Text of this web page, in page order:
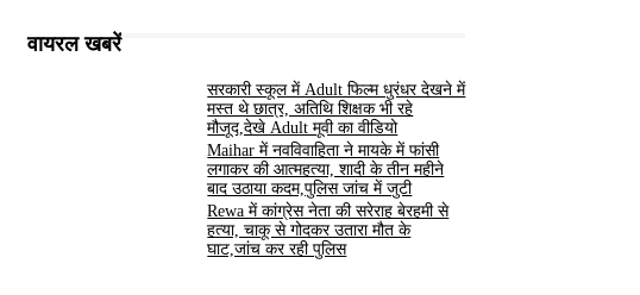
वायरल खबरें
सरकारी स्कूल में Adult फिल्म धुरंधर देखने में
मस्त थे छात्र, अतिथि शिक्षक भी रहे
मौजूद,देखे Adult मूवी का वीडियो
Maihar में नवविवाहिता ने मायके में फांसी
लगाकर की आत्महत्या, शादी के तीन महीने
बाद उठाया कदम,पुलिस जांच में जुटी
Rewa में कांग्रेस नेता की सरेराह बेरहमी से
हत्या, चाकू से गोदकर उतारा मौत के
घाट,जांच कर रही पुलिस